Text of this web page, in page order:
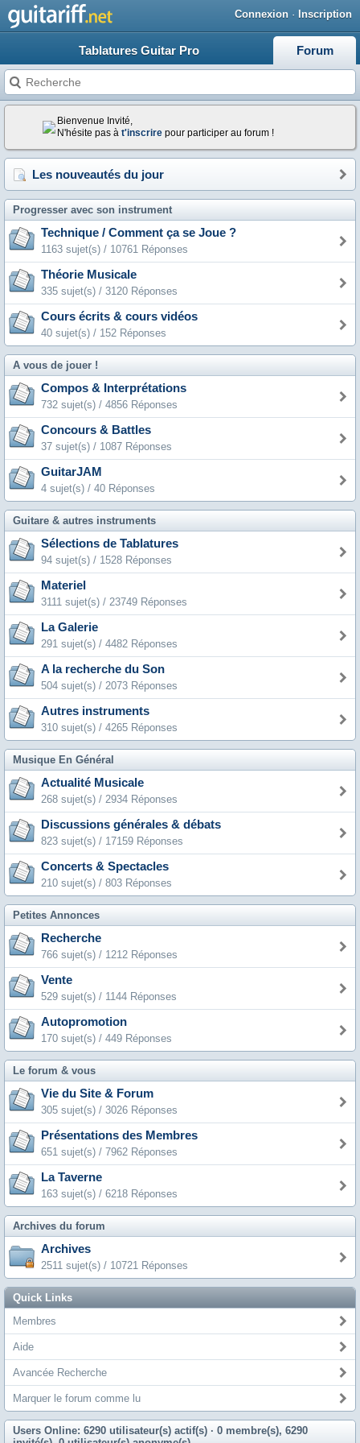
Connexion · Inscription
Tablatures Guitar Pro Forum
Bienvenue Invité,
N'hésite pas à t'inscrire pour participer au forum !
Les nouveautés du jour
Progresser avec son instrument
Technique / Comment ça se Joue ?
1163 sujet(s) / 10761 Réponses
Théorie Musicale
335 sujet(s) / 3120 Réponses
Cours écrits & cours vidéos
40 sujet(s) / 152 Réponses
A vous de jouer !
Compos & Interprétations
732 sujet(s) / 4856 Réponses
Concours & Battles
37 sujet(s) / 1087 Réponses
GuitarJAM
4 sujet(s) / 40 Réponses
Guitare & autres instruments
Sélections de Tablatures
94 sujet(s) / 1528 Réponses
Materiel
3111 sujet(s) / 23749 Réponses
La Galerie
291 sujet(s) / 4482 Réponses
A la recherche du Son
504 sujet(s) / 2073 Réponses
Autres instruments
310 sujet(s) / 4265 Réponses
Musique En Général
Actualité Musicale
268 sujet(s) / 2934 Réponses
Discussions générales & débats
823 sujet(s) / 17159 Réponses
Concerts & Spectacles
210 sujet(s) / 803 Réponses
Petites Annonces
Recherche
766 sujet(s) / 1212 Réponses
Vente
529 sujet(s) / 1144 Réponses
Autopromotion
170 sujet(s) / 449 Réponses
Le forum & vous
Vie du Site & Forum
305 sujet(s) / 3026 Réponses
Présentations des Membres
651 sujet(s) / 7962 Réponses
La Taverne
163 sujet(s) / 6218 Réponses
Archives du forum
Archives
2511 sujet(s) / 10721 Réponses
Quick Links
Membres
Aide
Avancée Recherche
Marquer le forum comme lu
Users Online: 6290 utilisateur(s) actif(s) · 0 membre(s), 6290